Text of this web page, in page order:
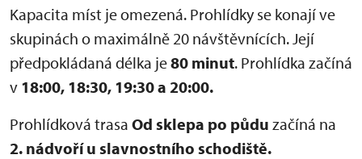
Kapacita míst je omezená. Prohlídky se konají ve
skupinách o maximálně 20 návštěvnících. Její
předpokládaná délka je80 minut. Prohlídka začíná
v 18:00, 18:30, 19:30 a 20:00.
Prohlídková trasa Od sklepa po půdu začíná na
2. nádvoří u slavnostního schodiště.